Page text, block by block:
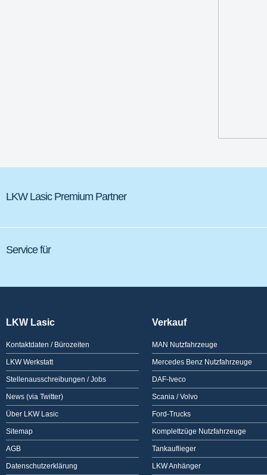
LKW Lasic Premium Partner
Service für
LKW Lasic
Kontaktdaten / Bürozeiten
LKW Werkstatt
Stellenausschreibungen / Jobs
News (via Twitter)
Über LKW Lasic
Sitemap
AGB
Datenschutzerklärung
Verkauf
MAN Nutzfahrzeuge
Mercedes Benz Nutzfahrzeuge
DAF-Iveco
Scania / Volvo
Ford-Trucks
Komplettzüge Nutzfahrzeuge
Tankauflieger
LKW Anhänger